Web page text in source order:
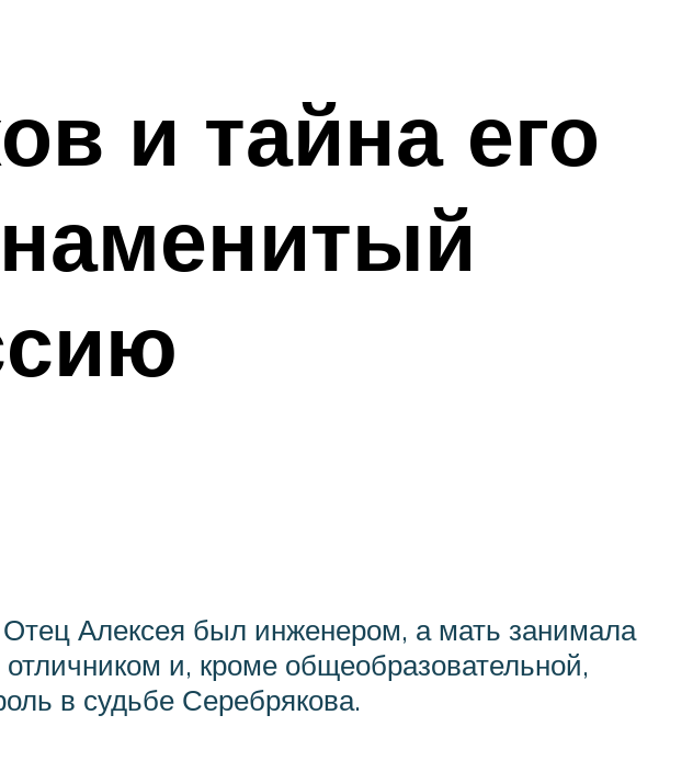
и тайна его
Алексея был инженером, а мать занимала
и, кроме общеобразовательной,
в судьбе Серебрякова.